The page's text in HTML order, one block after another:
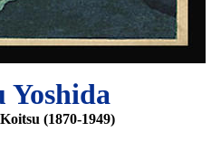
Yoshida
(1870-1949)